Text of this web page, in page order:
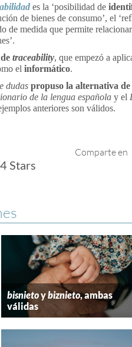
es la ‘posibilidad de
de bienes de consumo’, el
de medida que permite
traceability, que empezó a
el informático.
dudas propuso la alternativa de
de la lengua española y el
anteriores son válidos.
Comparte en
bisnietoybiznieto, ambas
válidas